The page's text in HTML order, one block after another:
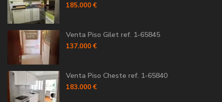
185.000 €
Venta Piso Gilet ref. 1-65845
137.000 €
Venta Piso Cheste ref. 1-65840
183.000 €